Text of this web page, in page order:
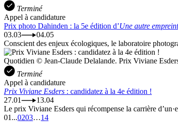
Terminé
Appel à candidature
Prix photo Dahinden : la 5e édition d’Une autre
03.03
04.05
Conscient des enjeux écologiques, le laboratoire
Quotidien © Jean-Claude Delalande. Prix Viviane
Terminé
Appel à candidature
Prix Viviane Esders : candidatez à la 4e édition !
27.01
13.04
Le prix Viviane Esders qui récompense la carrière
01 ...0203…14